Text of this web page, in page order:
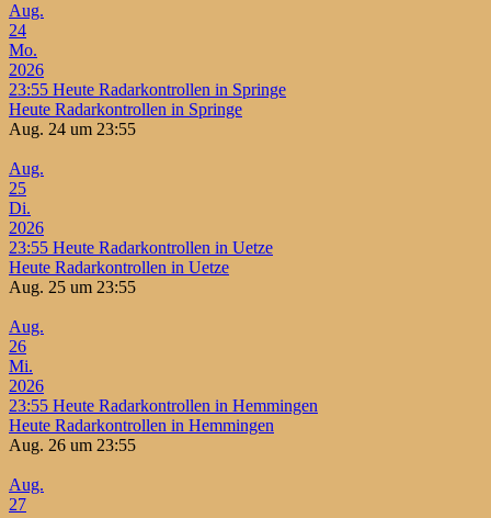
Aug.
24
Mo.
2026
23:55 Heute Radarkontrollen in Springe
Heute Radarkontrollen in Springe
Aug. 24 um 23:55
Aug.
25
Di.
2026
23:55 Heute Radarkontrollen in Uetze
Heute Radarkontrollen in Uetze
Aug. 25 um 23:55
Aug.
26
Mi.
2026
23:55 Heute Radarkontrollen in Hemmingen
Heute Radarkontrollen in Hemmingen
Aug. 26 um 23:55
Aug.
27